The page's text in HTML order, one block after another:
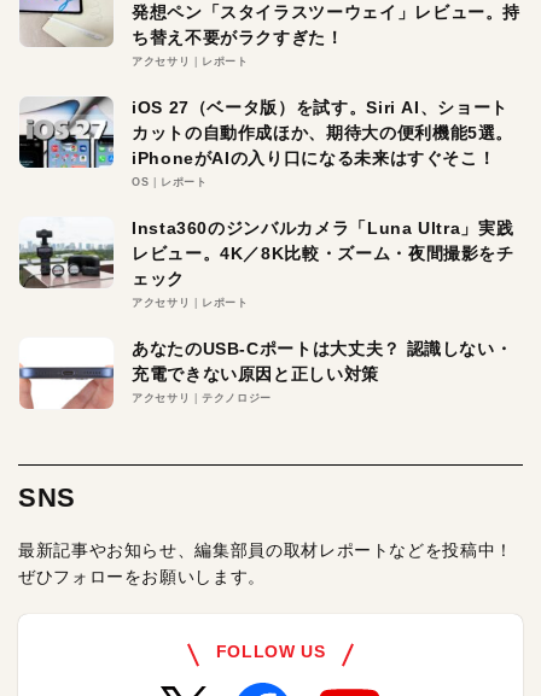
発想ペン「スタイラスツーウェイ」レビュー。持
ち替え不要がラクすぎた！
アクセサリ レポート
iOS 27（ベータ版）を試す。Siri AI、ショート
カットの自動作成ほか、期待大の便利機能5選。
iPhoneがAIの入り口になる未来はすぐそこ！
OS レポート
Insta360のジンバルカメラ「Luna Ultra」実践
レビュー。4K／8K比較・ズーム・夜間撮影をチ
ェック
アクセサリ レポート
あなたのUSB-Cポートは大丈夫？ 認識しない・
充電できない原因と正しい対策
アクセサリ テクノロジー
SNS
最新記事やお知らせ、編集部員の取材レポートなどを投稿中！
ぜひフォローをお願いします。
FOLLOW US